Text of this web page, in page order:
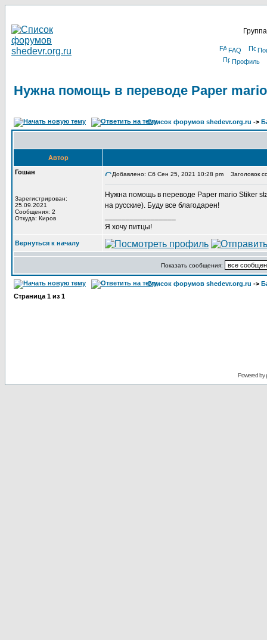
FAQ
Профиль
Нужна помощь в переводе Paper
Список форумов shedevr.org.ru ->
Автор
Гошан
Зарегистрирован:
25.09.2021
Сообщения: 2
Откуда: Киров
Добавлено: Сб Сен 25, 2021 10:28 pm Заголовок
Нужна помощь в переводе Paper mario Stiker
на русские). Буду все благодарен!
Я хочу питцы!
Вернуться к началу
Показать сообщения:
Список форумов shedevr.org.ru ->
Страница 1 из 1
Powered by